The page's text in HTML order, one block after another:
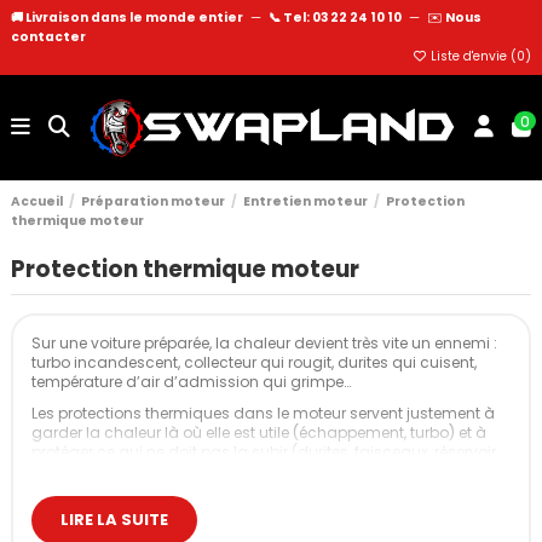
🚚 Livraison dans le monde entier — 📞 Tel: 03 22 24 10 10 — ✉️ Nous
contacter
Liste d'envie (0)
0
Accueil Préparation moteur Entretien moteur
Protection
thermique moteur
Protection thermique moteur
Sur une voiture préparée, la chaleur devient très vite un ennemi :
turbo incandescent, collecteur qui rougit, durites qui cuisent,
température d’air d’admission qui grimpe…
Les protections thermiques dans le moteur servent justement à
garder la chaleur là où elle est utile (échappement, turbo) et à
protéger ce qui ne doit pas la subir (durites, faisceaux, réservoir,
On parle ici de bande thermique, de couvertures de turbo, de
plaques pare-chaleur, de rubans réfléchissants et de gaines
LIRE LA SUITE